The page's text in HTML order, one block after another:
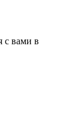
с вами в